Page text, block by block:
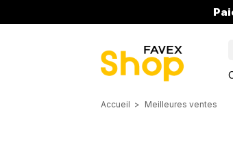
Accueil Meilleures ventes